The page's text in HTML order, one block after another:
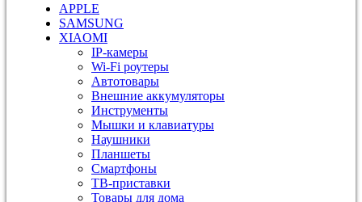
APPLE
SAMSUNG
XIAOMI
IP-камеры
Wi-Fi роутеры
Автотовары
Внешние аккумуляторы
Инструменты
Мышки и клавиатуры
Наушники
Планшеты
Смартфоны
ТВ-приставки
Товары для дома